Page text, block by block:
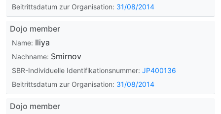
Beitrittsdatum zur Organisation: 31/08/2014
Dojo member
Name: Iliya
Nachname: Smirnov
SBR-Individuelle Identifikationsnummer: JP400136
Beitrittsdatum zur Organisation: 31/08/2014
Dojo member